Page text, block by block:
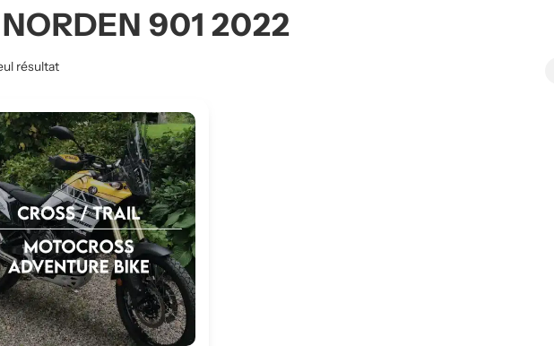
901 2022
résultat